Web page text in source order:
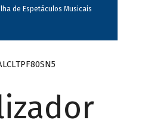
de Espetáculos Musicais